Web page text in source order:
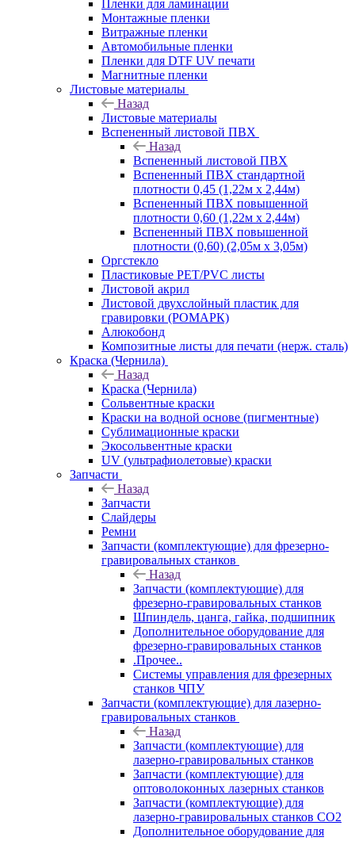
Пленки для ламинации
Монтажные пленки
Витражные пленки
Автомобильные пленки
Пленки для DTF UV печати
Магнитные пленки
Листовые материалы
Назад
Листовые материалы
Вспененный листовой ПВХ
Назад
Вспененный листовой ПВХ
Вспененный ПВХ стандартной
плотности 0,45 (1,22м х 2,44м)
Вспененный ПВХ повышенной
плотности 0,60 (1,22м х 2,44м)
Вспененный ПВХ повышенной
плотности (0,60) (2,05м х 3,05м)
Оргстекло
Пластиковые PET/PVC листы
Листовой акрил
Листовой двухслойный пластик для
гравировки (РОМАРК)
Алюкобонд
Композитные листы для печати (нерж. сталь)
Краска (Чернила)
Назад
Краска (Чернила)
Сольвентные краски
Краски на водной основе (пигментные)
Сублимационные краски
Экосольвентные краски
UV (ультрафиолетовые) краски
Запчасти
Назад
Запчасти
Слайдеры
Ремни
Запчасти (комплектующие) для фрезерно-
гравировальных станков
Назад
Запчасти (комплектующие) для
фрезерно-гравировальных станков
Шпиндель, цанга, гайка, подшипник
Дополнительное оборудование для
фрезерно-гравировальных станков
.Прочее..
Системы управления для фрезерных
станков ЧПУ
Запчасти (комплектующие) для лазерно-
гравировальных станков
Назад
Запчасти (комплектующие) для
лазерно-гравировальных станков
Запчасти (комплектующие) для
оптоволоконных лазерных станков
Запчасти (комплектующие) для
лазерно-гравировальных станков CO2
Дополнительное оборудование для